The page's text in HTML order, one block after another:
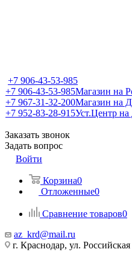
+7 906-43-53-985
+7 906-43-53-985Магазин на
+7 967-31-32-200Магазин на
+7 952-83-28-915Уст.Центр на
Заказать звонок
Задать вопрос
Войти
Корзина0
Отложенные0
Сравнение товаров0
az_krd@mail.ru
г. Краснодар, ул.